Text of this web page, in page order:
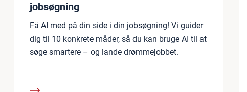
jobsøgning
Få AI med på din side i din jobsøgning! Vi guider
dig til 10 konkrete måder, så du kan bruge AI til at
søge smartere – og lande drømmejobbet.